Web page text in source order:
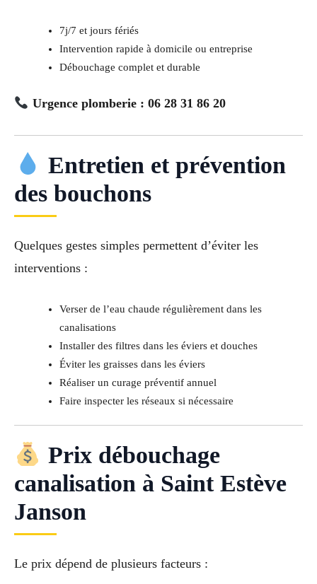
7j/7 et jours fériés
Intervention rapide à domicile ou entreprise
Débouchage complet et durable
Urgence plomberie : 06 28 31 86 20
Entretien et prévention
des bouchons
Quelques gestes simples permettent d’éviter les
interventions :
Verser de l’eau chaude régulièrement dans les
canalisations
Installer des filtres dans les éviers et douches
Éviter les graisses dans les éviers
Réaliser un curage préventif annuel
Faire inspecter les réseaux si nécessaire
Prix débouchage
canalisation à Saint Estève
Janson
Le prix dépend de plusieurs facteurs :